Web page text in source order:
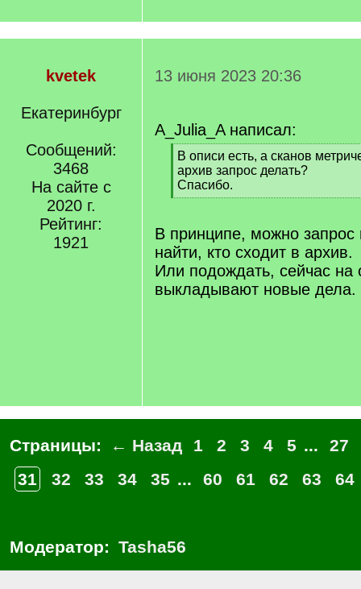
kvetek
Екатеринбург
Сообщений:
3468
На сайте с
2020 г.
Рейтинг:
1921
13 июня 2023 20:36
A_Julia_A написал:
[
q
]
В описи есть, а сканов
архив запрос делать?
Спасибо.
[
q
]
В принципе, можно
найти, кто сходит в архив.
Или подождать, сейчас на
выкладывают новые дела.
Страницы: ← Назад 1 2 3 4 5 ...
27
31
32 33 34 35 ... 60 61 62 63 64
Модератор: Tasha56